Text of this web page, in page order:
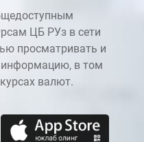
ЦБ РУз в сети
просматривать и
информацию, в том
валют.